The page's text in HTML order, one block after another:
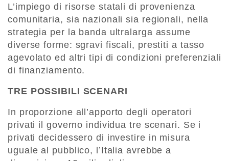
L’impiego di risorse statali di provenienza
comunitaria, sia nazionali sia regionali, nella
strategia per la banda ultralarga assume
diverse forme: sgravi fiscali, prestiti a tasso
agevolato ed altri tipi di condizioni preferenziali
di finanziamento.
TRE POSSIBILI SCENARI
In proporzione all’apporto degli operatori
privati il governo individua tre scenari. Se i
privati decidessero di investire in misura
uguale al pubblico, l’Italia avrebbe a